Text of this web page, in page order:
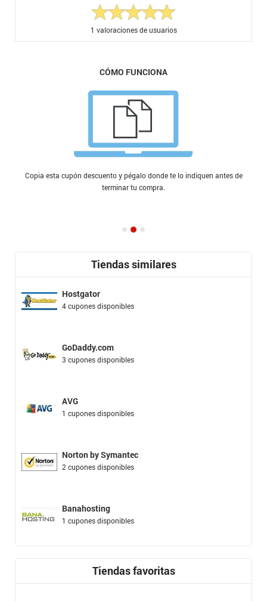
1 valoraciones de usuarios
CÓMO FUNCIONA
Copia esta cupón descuento y pégalo donde te lo indiquen antes de
terminar tu compra.
Tiendas similares
Hostgator
4 cupones disponibles
GoDaddy.com
3 cupones disponibles
AVG
1 cupones disponibles
Norton by Symantec
2 cupones disponibles
Banahosting
1 cupones disponibles
Tiendas favoritas